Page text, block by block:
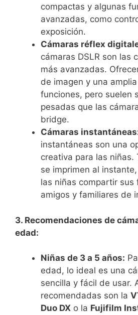
compactas y algunas
avanzadas, como
exposición.
Cámaras réflex
cámaras DSLR son las
más avanzadas.
de imagen y una
funciones, pero suelen
pesadas que las
bridge.
Cámaras
instantáneas son una
creativa para las niñas.
se imprimen al
las niñas compartir sus
amigos y familiares de
3. Recomendaciones de
edad:
Niñas de 3 a 5 años:
edad, lo ideal es una
sencilla y fácil de usar.
recomendadas son la
Duo DX o la Fujifilm